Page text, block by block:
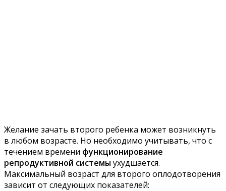
Желание зачать второго ребенка может возникнуть
в любом возрасте. Но необходимо учитывать, что с
течением времени функционирование
репродуктивной системы ухудшается.
Максимальный возраст для второго оплодотворения
зависит от следующих показателей: